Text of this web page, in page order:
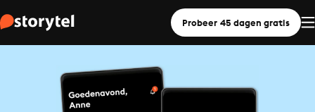
Probeer 45 dagen gratis